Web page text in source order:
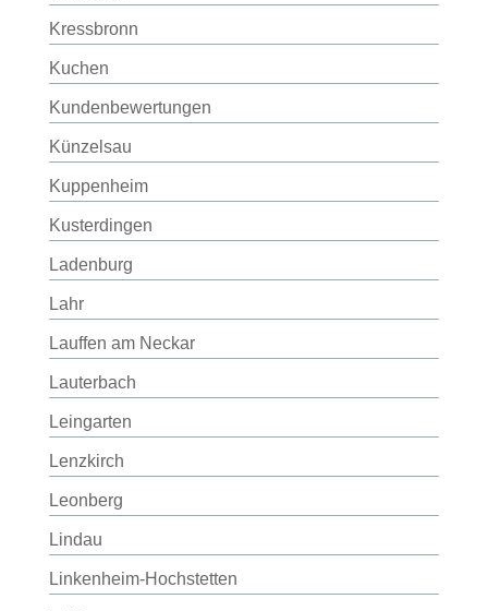
Kressbronn
Kuchen
Kundenbewertungen
Künzelsau
Kuppenheim
Kusterdingen
Ladenburg
Lahr
Lauffen am Neckar
Lauterbach
Leingarten
Lenzkirch
Leonberg
Lindau
Linkenheim-Hochstetten